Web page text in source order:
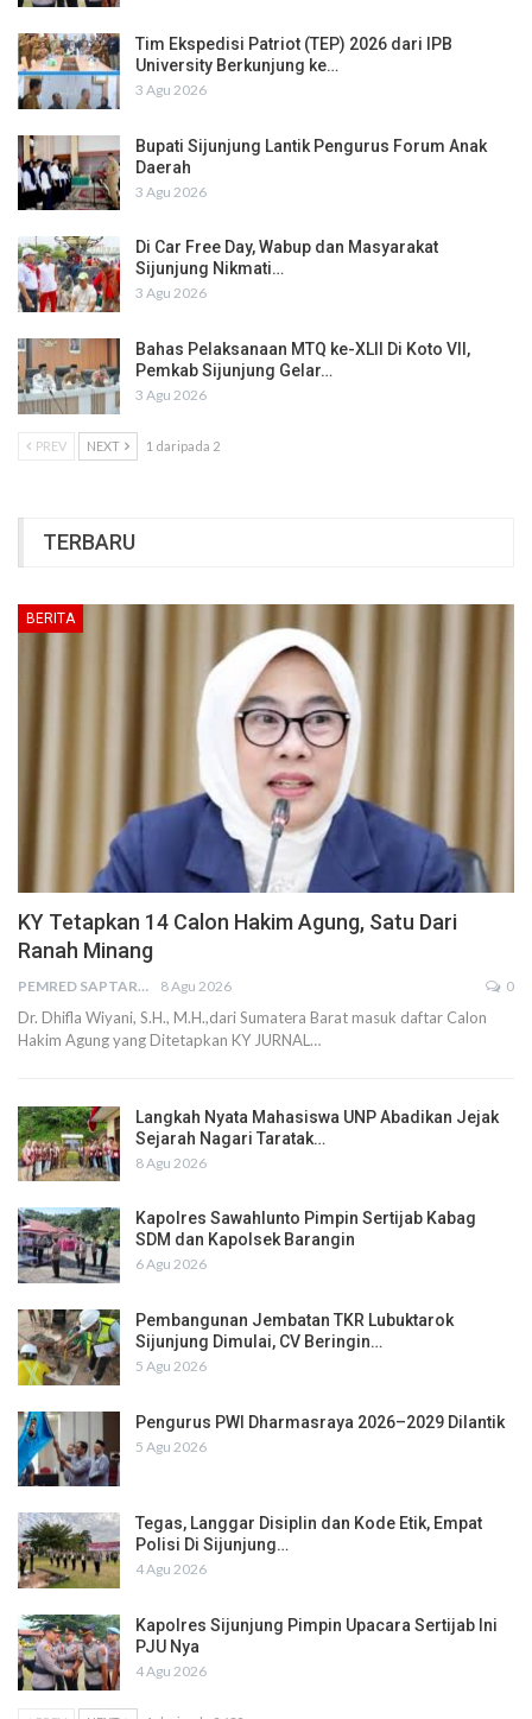
Tim Ekspedisi Patriot (TEP) 2026 dari IPB
University Berkunjung ke…
3 Agu 2026
Bupati Sijunjung Lantik Pengurus Forum Anak
Daerah
3 Agu 2026
Di Car Free Day, Wabup dan Masyarakat
Sijunjung Nikmati…
3 Agu 2026
Bahas Pelaksanaan MTQ ke-XLII Di Koto VII,
Pemkab Sijunjung Gelar…
3 Agu 2026
PREV NEXT 1 daripada 2
TERBARU
BERITA
KY Tetapkan 14 Calon Hakim Agung, Satu Dari
Ranah Minang
PEMRED SAPTARIUS 8 Agu 2026 0
Dr. Dhifla Wiyani, S.H., M.H.,dari Sumatera Barat masuk daftar Calon
Hakim Agung yang Ditetapkan KY JURNAL…
Langkah Nyata Mahasiswa UNP Abadikan Jejak
Sejarah Nagari Taratak…
8 Agu 2026
Kapolres Sawahlunto Pimpin Sertijab Kabag
SDM dan Kapolsek Barangin
6 Agu 2026
Pembangunan Jembatan TKR Lubuktarok
Sijunjung Dimulai, CV Beringin…
5 Agu 2026
Pengurus PWI Dharmasraya 2026–2029 Dilantik
5 Agu 2026
Tegas, Langgar Disiplin dan Kode Etik, Empat
Polisi Di Sijunjung…
4 Agu 2026
Kapolres Sijunjung Pimpin Upacara Sertijab Ini
PJU Nya
4 Agu 2026